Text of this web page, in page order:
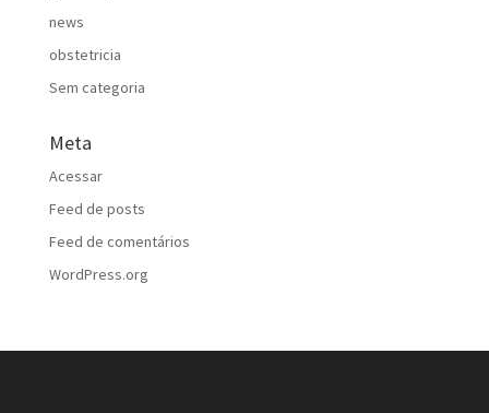
news
obstetricia
Sem categoria
Meta
Acessar
Feed de posts
Feed de comentários
WordPress.org